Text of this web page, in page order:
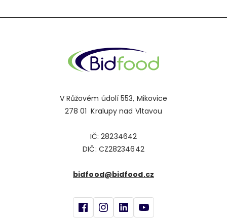
V Růžovém údolí 553, Mikovice
278 01 Kralupy nad Vltavou
IČ: 28234642
DIČ: CZ28234642
bidfood@bidfood.cz